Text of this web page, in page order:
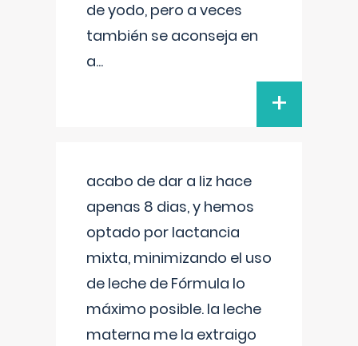
de yodo, pero a veces
también se aconseja en
a...
+
acabo de dar a liz hace
apenas 8 dias, y hemos
optado por lactancia
mixta, minimizando el uso
de leche de Fórmula lo
máximo posible. la leche
materna me la extraigo